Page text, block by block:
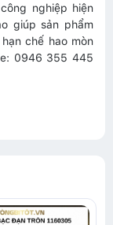
nghiệp hiện
giúp sản phẩm
chế hao mòn
0946 355 445